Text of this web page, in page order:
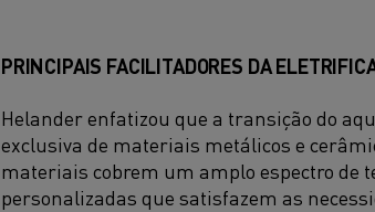
PRINCIPAIS FACILITADORES DA
Helander enfatizou que a transição do
exclusiva de materiais metálicos e
materiais cobrem um amplo espectro
personalizadas que satisfazem as